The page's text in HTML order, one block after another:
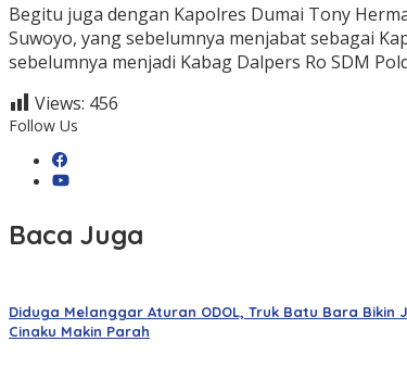
Begitu juga dengan Kapolres Dumai Tony
Suwoyo, yang sebelumnya menjabat sebagai
sebelumnya menjadi Kabag Dalpers Ro SDM
Views: 456
Follow Us
Baca Juga
Diduga Melanggar Aturan ODOL, Truk Batu Bara Bikin
Cinaku Makin Parah